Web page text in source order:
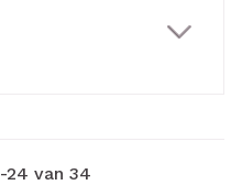
-24 van 34